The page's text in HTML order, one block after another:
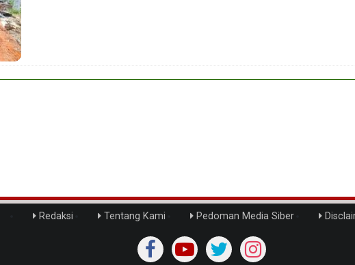
Redaksi Tentang Kami Pedoman Media Siber